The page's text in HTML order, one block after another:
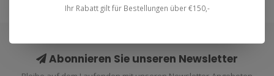
Abonnieren Sie unseren Newsletter
Ihr Rabatt gilt für Bestellungen über €150,-